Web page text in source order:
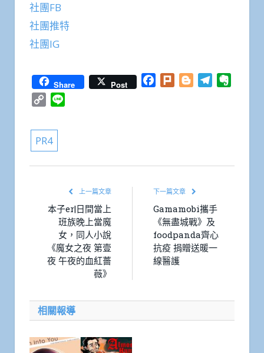
社團FB
社團推特
社團IG
Share Post Facebook
Plurk BloggerTelegram
Copy
PR4
上一篇文章
本子er|日間當上
班族晚上當魔
女，同人小說
《魔女之夜 第壹
夜 午夜的血紅薔
薇》
下一篇文章
Gamamobi攜手
《無盡城戰》及
foodpanda齊心
抗疫 捐贈送暖一
線醫護
相關報導